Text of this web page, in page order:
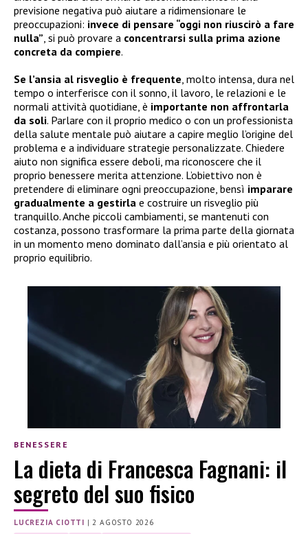
previsione negativa può aiutare a ridimensionare le
preoccupazioni: invece di pensare “oggi non riuscirò a fare
nulla”, si può provare a concentrarsi sulla prima azione
concreta da compiere.
Se l’ansia al risveglio è frequente, molto intensa, dura nel
tempo o interferisce con il sonno, il lavoro, le relazioni e le
normali attività quotidiane, è importante non affrontarla
da soli. Parlare con il proprio medico o con un professionista
della salute mentale può aiutare a capire meglio l’origine del
problema e a individuare strategie personalizzate. Chiedere
aiuto non significa essere deboli, ma riconoscere che il
proprio benessere merita attenzione. L’obiettivo non è
pretendere di eliminare ogni preoccupazione, bensì imparare
gradualmente a gestirla e costruire un risveglio più
tranquillo. Anche piccoli cambiamenti, se mantenuti con
costanza, possono trasformare la prima parte della giornata
in un momento meno dominato dall’ansia e più orientato al
proprio equilibrio.
BENESSERE
La dieta di Francesca Fagnani: il
segreto del suo fisico
LUCREZIA CIOTTI | 2 AGOSTO 2026